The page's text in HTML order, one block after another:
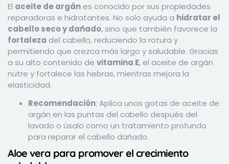
El aceite de argán es conocido por sus propiedades
reparadoras e hidratantes. No solo ayuda a hidratar el
cabello seco y dañado, sino que también favorece la
fortaleza del cabello, reduciendo la rotura y
permitiendo que crezca más largo y saludable. Gracias
a su alto contenido de vitamina E, el aceite de argán
nutre y fortalece las hebras, mientras mejora la
elasticidad.
Recomendación: Aplica unas gotas de aceite de
argán en las puntas del cabello después del
lavado o úsalo como un tratamiento profundo
para reparar el cabello dañado.
Aloe vera para promover el crecimiento